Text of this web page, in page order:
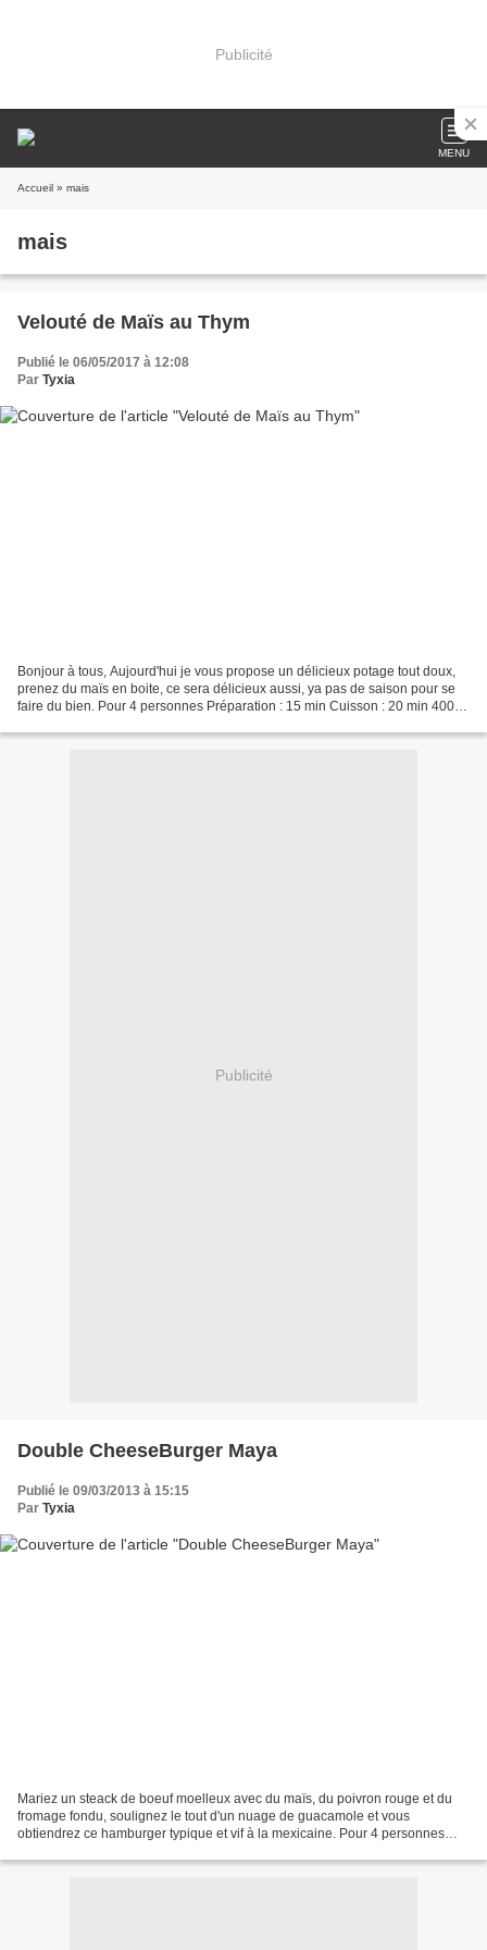
Publicité
MENU
Accueil » mais
mais
Velouté de Maïs au Thym
Publié le 06/05/2017 à 12:08
Par Tyxia
Bonjour à tous, Aujourd'hui je vous propose un délicieux potage tout doux,
prenez du maïs en boite, ce sera délicieux aussi, ya pas de saison pour se
faire du bien. Pour 4 personnes Préparation : 15 min Cuisson : 20 min 400 g
Publicité
Double CheeseBurger Maya
Publié le 09/03/2013 à 15:15
Par Tyxia
Mariez un steack de boeuf moelleux avec du maïs, du poivron rouge et du
fromage fondu, soulignez le tout d'un nuage de guacamole et vous
obtiendrez ce hamburger typique et vif à la mexicaine. Pour 4 personnes